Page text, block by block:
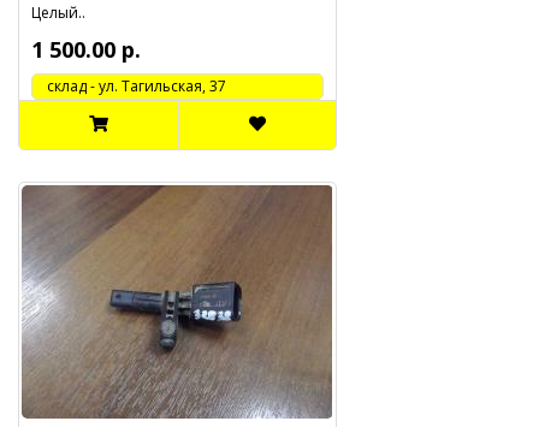
Целый..
1 500.00 р.
cклад - ул. Тагильская, 37